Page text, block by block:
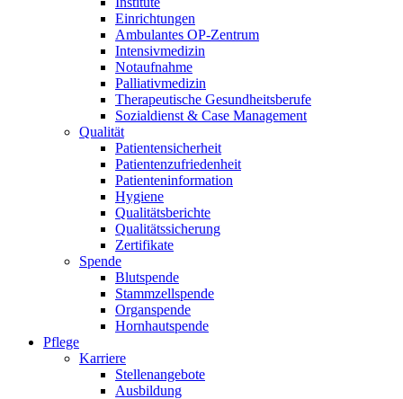
Einrichtungen
Ambulantes OP-Zentrum
Intensivmedizin
Notaufnahme
Palliativmedizin
Therapeutische Gesundheitsberufe
Sozialdienst & Case Management
Qualität
Patientensicherheit
Patientenzufriedenheit
Patienteninformation
Hygiene
Qualitätsberichte
Qualitätssicherung
Zertifikate
Spende
Blutspende
Stammzellspende
Organspende
Hornhautspende
Pflege
Karriere
Stellenangebote
Ausbildung